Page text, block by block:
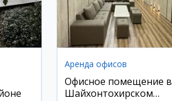
Аренда офисов
Офисное помещение в
Шайхонтохирском